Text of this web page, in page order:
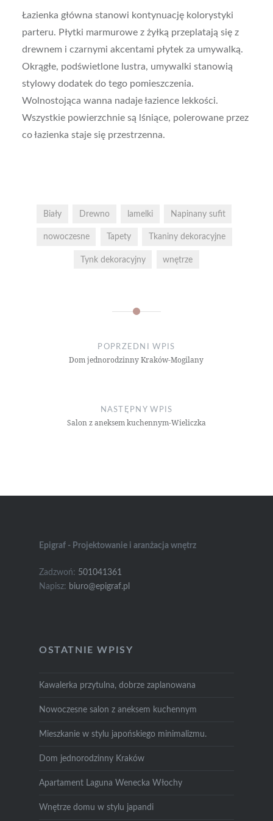
Łazienka główna stanowi kontynuację kolorystyki
parteru. Płytki marmurowe z żyłką przeplatają się z
drewnem i czarnymi akcentami płytek za umywalką.
Okrągłe, podświetlone lustra, umywalki stanowią
stylowy dodatek do tego pomieszczenia.
Wolnostojąca wanna nadaje łazience lekkości.
Wszystkie powierzchnie są lśniące, polerowane przez
co łazienka staje się przestrzenna.
Biały Drewno lamelki Napinany sufit
nowoczesne Tapety Tkaniny dekoracyjne
Tynk dekoracyjny wnętrze
POPRZEDNI WPIS
Dom jednorodzinny Kraków-Mogilany
NASTĘPNY WPIS
Salon z aneksem kuchennym-Wieliczka
Epigraf - Projektowanie i aranżacja wnętrz
Zadzwoń: 501041361
Napisz: biuro@epigraf.pl
OSTATNIE WPISY
Kawalerka przytulna, dobrze zaplanowana
Nowoczesne salon z aneksem kuchennym
Mieszkanie w stylu japońskiego minimalizmu.
Dom jednorodzinny Kraków
Apartament Laguna Wenecka Włochy
Wnętrze domu w stylu japandi